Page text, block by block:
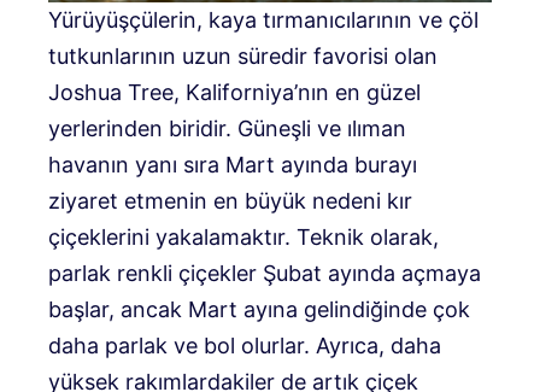
Yürüyüşçülerin, kaya tırmanıcılarının ve çöl
tutkunlarının uzun süredir favorisi olan
Joshua Tree, Kaliforniya’nın en güzel
yerlerinden biridir. Güneşli ve ılıman
havanın yanı sıra Mart ayında burayı
ziyaret etmenin en büyük nedeni kır
çiçeklerini yakalamaktır. Teknik olarak,
parlak renkli çiçekler Şubat ayında açmaya
başlar, ancak Mart ayına gelindiğinde çok
daha parlak ve bol olurlar. Ayrıca, daha
yüksek rakımlardakiler de artık çiçek